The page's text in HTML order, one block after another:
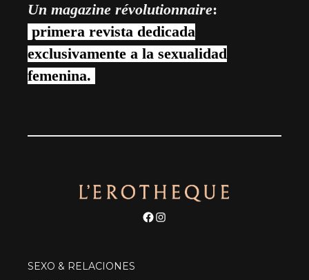
Un magazine révolutionnaire:
primera revista dedicada
exclusivamente a la sexualidad
femenina.
Facebook
Instagram
SEXO & RELACIONES